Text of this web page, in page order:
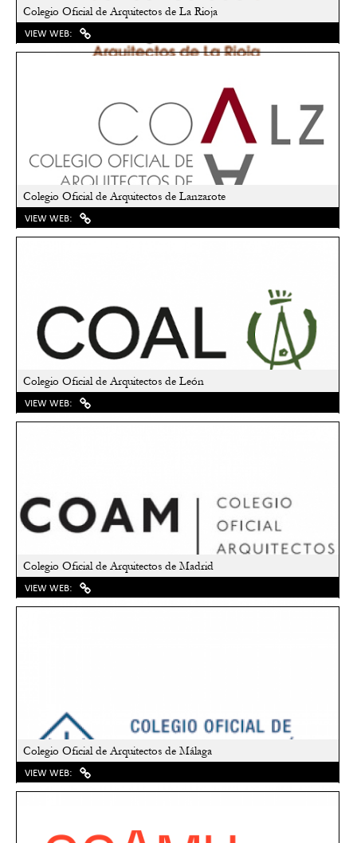
Colegio Oficial de Arquitectos de La Rioja
VIEW WEB:
Colegio Oficial de Arquitectos de Lanzarote
VIEW WEB:
Colegio Oficial de Arquitectos de León
VIEW WEB:
Colegio Oficial de Arquitectos de Madrid
VIEW WEB:
Colegio Oficial de Arquitectos de Málaga
VIEW WEB: